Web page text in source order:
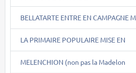
BELLATARTE ENTRE EN CAMPAGNE M
LA PRIMAIRE POPULAIRE MISE EN
MELENCHION (non pas la Madelon